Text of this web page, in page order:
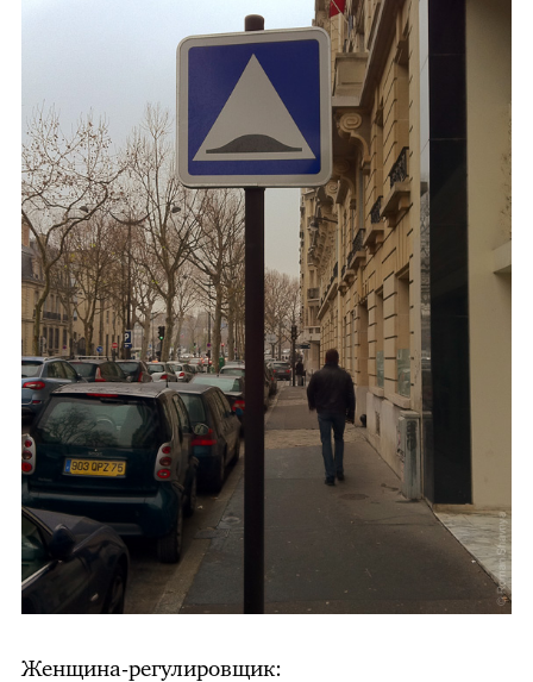
Женщина-регулировщик: